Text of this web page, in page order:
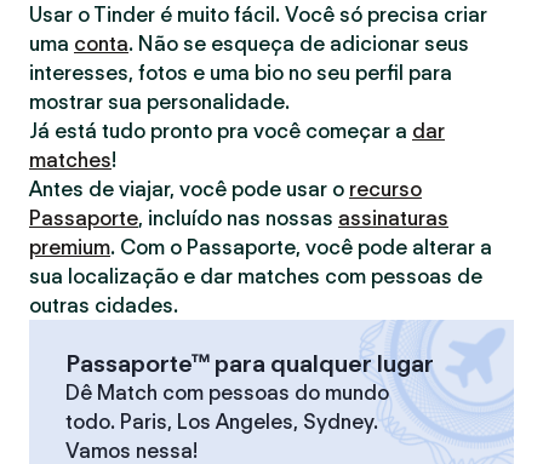
Usar o Tinder é muito fácil. Você só precisa criar
uma conta. Não se esqueça de adicionar seus
interesses, fotos e uma bio no seu perfil para
mostrar sua personalidade.
Já está tudo pronto pra você começar a dar
matches!
Antes de viajar, você pode usar o recurso
Passaporte, incluído nas nossas assinaturas
premium. Com o Passaporte, você pode alterar a
sua localização e dar matches com pessoas de
outras cidades.
Passaporte™ para qualquer lugar
Dê Match com pessoas do mundo
todo. Paris, Los Angeles, Sydney.
Vamos nessa!